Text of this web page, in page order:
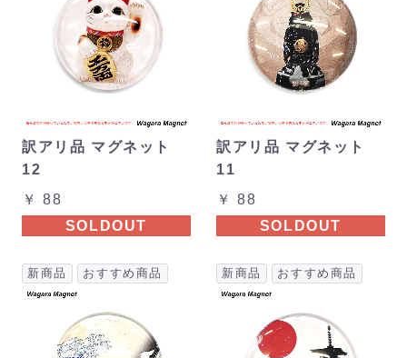
訳アリ品 マグネット
12
￥ 88
SOLDOUT
訳アリ品 マグネット
11
￥ 88
SOLDOUT
新商品 おすすめ商品 新商品 おすすめ商品